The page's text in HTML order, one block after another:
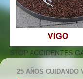
STOP ACCIDENTES
25 AÑOS CUIDANDO